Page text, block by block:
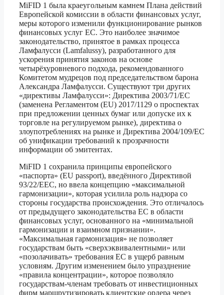
MiFID 1 была краеугольным камнем Плана действий
Европейской комиссии в области финансовых услуг,
меры которого изменили функционирование рынков
финансовых услуг ЕС. Это наиболее значимое
законодательство, принятое в рамках процесса
Ламфалусси (Lamfalussy), разработанного для
ускорения принятия законов на основе
четырёхуровневого подхода, рекомендованного
Комитетом мудрецов под председательством барона
Александра Ламфалусси. Существуют три других
«директивы Ламфалусси»: Директива 2003/71/EC
(заменена Регламентом (EU) 2017/1129 о проспектах
при предложении ценных бумаг или допуске их к
торговле на регулируемом рынке), директива о
злоупотреблениях на рынке и Директива 2004/109/EC
об унификации требований к прозрачности
информации об эмитентах.
MiFID 1 сохранила принципы европейского
«паспорта» (EU passport), введённого Директивой
93/22/EEC, но ввела концепцию «максимальной
гармонизации», которая усилила роль надзора со
стороны государства происхождения. Это отличалось
от предыдущего законодательства ЕС в области
финансовых услуг, основанного на «минимальной
гармонизации и взаимном признании».
«Максимальная гармонизация» не позволяет
государствам быть «сверхэквивалентными» или
«позолачивать» требования ЕС в ущерб равным
условиям. Другим изменением было упразднение
«правила концентрации», которое позволяло
государствам-членам требовать от инвестиционных
фирм маршрутизировать клиентские ордера через